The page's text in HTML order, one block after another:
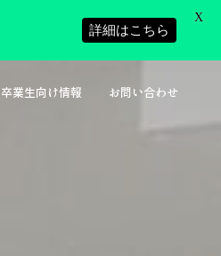
卒業生向け情報 お問い合わせ
詳細はこちら
X